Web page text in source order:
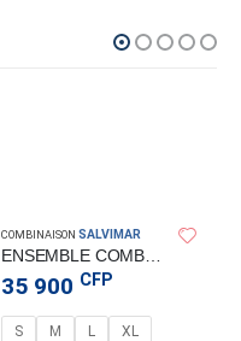
COMBINAISON SALVIMAR
ENSEMBLE COMBINAISON KRYPSIS 3.5MM
35 900 CFP
S M L
XL